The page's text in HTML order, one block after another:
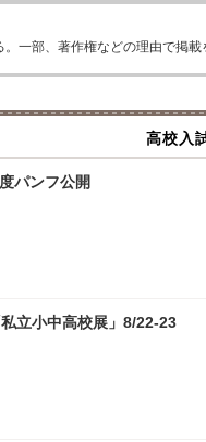
一部、著作権などの理由で掲載
高校入
パンフ公開
立小中高校展」8/22-23